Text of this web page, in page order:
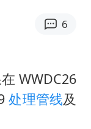
马云现身新疆巴音布鲁克草原
款利率
么了
费大厨口号更改 不再宣传小炒肉大王
6
WWDC26
处理管线及